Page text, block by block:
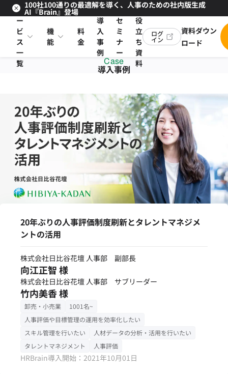
100社100通りの最適解を導く、人事のための社内版生成
AI『Brain』登場
サ
ー
ビ
ス
一
覧
機
能
料
金
導
入
事
例
セ
ミ
ナ
ー
お
役
立
ち
資
料
ログ
イン
資料ダウン
ロード
Case
導入事例
20年ぶりの人事評価制度刷新とタレントマネジメ
ントの活用
株式会社日比谷花壇 人事部 副部長
向江正智 様
株式会社日比谷花壇 人事部 サブリーダー
竹内美香 様
卸売・小売業
1001名~
人事評価や目標管理の運用を効率化したい
スキル管理を行いたい
人材データの分析・活用を行いたい
タレントマネジメント
人事評価
HRBrain導入開始：2021年10月01日